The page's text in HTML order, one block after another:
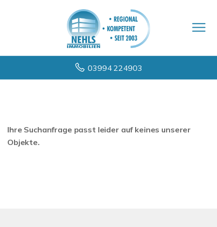
03994 224903
Ihre Suchanfrage passt leider auf keines unserer
Objekte.